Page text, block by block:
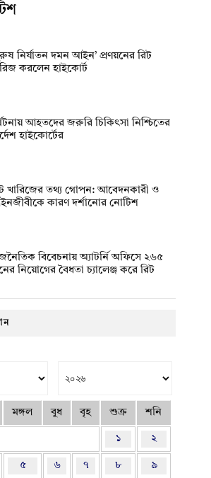
নির্যাতন দমন আইন’ প্রণয়নের রিট
করলেন হাইকোর্ট
আহতদের জরুরি চিকিৎসা নিশ্চিতের
হাইকোর্টের
খারিজের তথ্য গোপন: আবেদনকারী ও
কারণ দর্শানোর নোটিশ
বিবেচনায় অ‍্যাটর্নি অফিসে ২৬৫
নিয়োগের বৈধতা চ্যালেঞ্জ করে রিট
মঙ্গল বুধ বৃহ শুক্র শনি
১ ২
৫ ৬ ৭ ৮ ৯